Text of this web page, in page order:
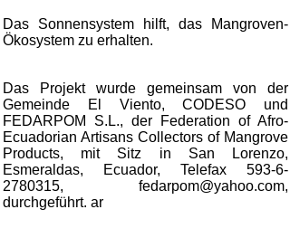
Das Sonnensystem hilft, das Mangroven-
Ökosystem zu erhalten.
Das Projekt wurde gemeinsam von der
Gemeinde El Viento, CODESO und
FEDARPOM S.L., der Federation of Afro-
Ecuadorian Artisans Collectors of Mangrove
Products, mit Sitz in San Lorenzo,
Esmeraldas, Ecuador, Telefax 593-6-
2780315, fedarpom@yahoo.com,
durchgeführt. ar